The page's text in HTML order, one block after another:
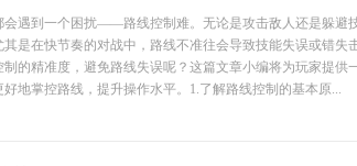
会遇到一个困扰——路线控制难。无论是攻击敌人还是躲避
是在快节奏的对战中，路线不准往会导致技能失误或错失
的精准度，避免路线失误呢？这篇文章小编将为玩家提供
地掌控路线，提升操作水平。1.了解路线控制的基本原...